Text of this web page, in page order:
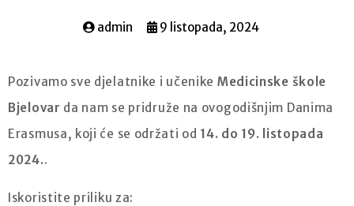
admin 9 listopada, 2024
Pozivamo sve djelatnike i učenike Medicinske škole
Bjelovar da nam se pridruže na ovogodišnjim Danima
Erasmusa, koji će se održati od 14. do 19. listopada
2024..
Iskoristite priliku za: